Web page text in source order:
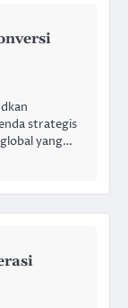
strategis
yang…